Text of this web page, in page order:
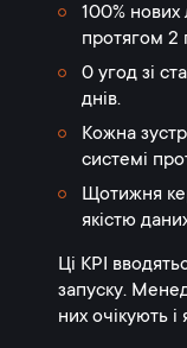
100% нових
протягом 2
0 угод зі
днів.
Кожна
системі
Щотижня
якістю
Ці KPI
запуску.
них очікують